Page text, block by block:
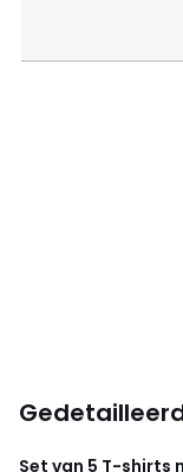
Set van 5 T-shirts